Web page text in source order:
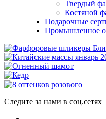
Твердый
Костяной
Подарочные
Промышленное
Следите за нами в соц.сетях